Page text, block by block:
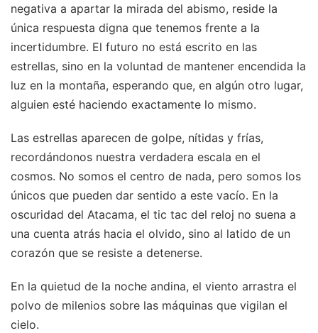
negativa a apartar la mirada del abismo, reside la
única respuesta digna que tenemos frente a la
incertidumbre. El futuro no está escrito en las
estrellas, sino en la voluntad de mantener encendida la
luz en la montaña, esperando que, en algún otro lugar,
alguien esté haciendo exactamente lo mismo.
Las estrellas aparecen de golpe, nítidas y frías,
recordándonos nuestra verdadera escala en el
cosmos. No somos el centro de nada, pero somos los
únicos que pueden dar sentido a este vacío. En la
oscuridad del Atacama, el tic tac del reloj no suena a
una cuenta atrás hacia el olvido, sino al latido de un
corazón que se resiste a detenerse.
En la quietud de la noche andina, el viento arrastra el
polvo de milenios sobre las máquinas que vigilan el
cielo.